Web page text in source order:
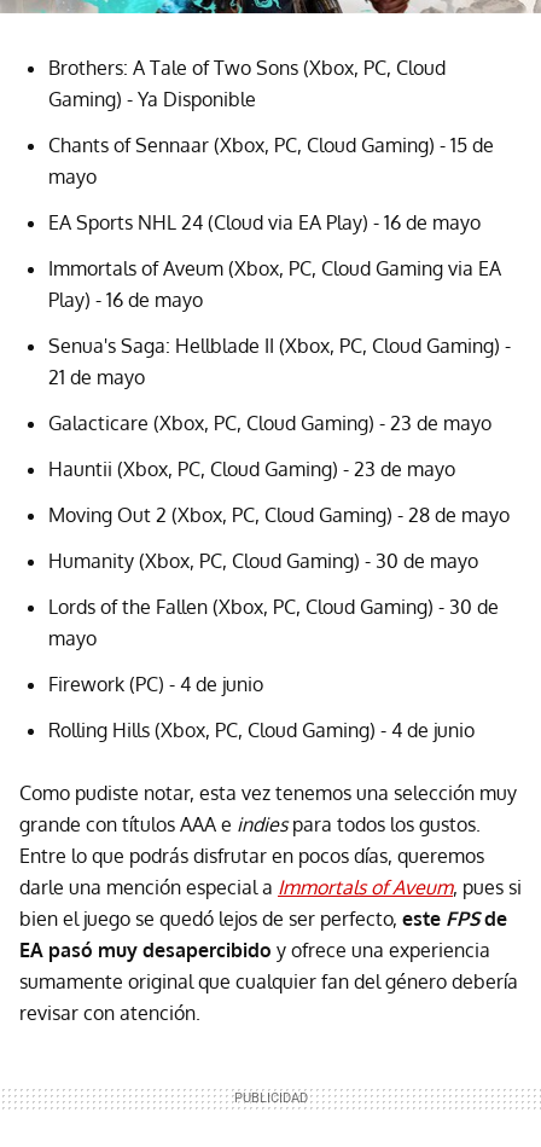
Brothers: A Tale of Two Sons (Xbox, PC, Cloud
Gaming) - Ya Disponible
Chants of Sennaar (Xbox, PC, Cloud Gaming) - 15 de
mayo
EA Sports NHL 24 (Cloud via EA Play) - 16 de mayo
Immortals of Aveum (Xbox, PC, Cloud Gaming via EA
Play) - 16 de mayo
Senua's Saga: Hellblade II (Xbox, PC, Cloud Gaming) -
21 de mayo
Galacticare (Xbox, PC, Cloud Gaming) - 23 de mayo
Hauntii (Xbox, PC, Cloud Gaming) - 23 de mayo
Moving Out 2 (Xbox, PC, Cloud Gaming) - 28 de mayo
Humanity (Xbox, PC, Cloud Gaming) - 30 de mayo
Lords of the Fallen (Xbox, PC, Cloud Gaming) - 30 de
mayo
Firework (PC) - 4 de junio
Rolling Hills (Xbox, PC, Cloud Gaming) - 4 de junio
Como pudiste notar, esta vez tenemos una selección muy
grande con títulos AAA e indiespara todos los gustos.
Entre lo que podrás disfrutar en pocos días, queremos
darle una mención especial a Immortals of Aveum, pues si
bien el juego se quedó lejos de ser perfecto, este FPSde
EA pasó muy desapercibido y ofrece una experiencia
sumamente original que cualquier fan del género debería
revisar con atención.